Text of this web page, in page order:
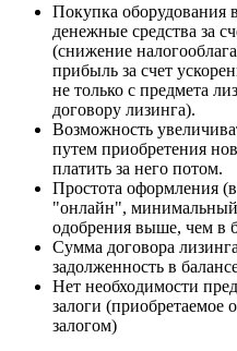
Покупка оборудования
денежные средства за
(снижение
прибыль за счет
не только с предмета
договору лизинга).
Возможность
путем приобретения
платить за него потом.
Простота оформления
"онлайн", минимальный
одобрения выше, чем в
Сумма договора
задолженность в
Нет необходимости
залоги (приобретаемое
залогом)